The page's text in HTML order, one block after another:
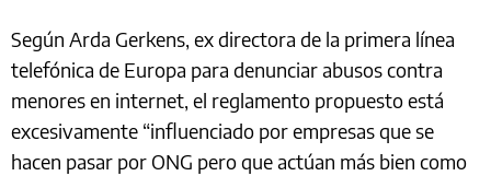
Según Arda Gerkens, ex directora de la primera línea
telefónica de Europa para denunciar abusos contra
menores en internet, el reglamento propuesto está
excesivamente “influenciado por empresas que se
hacen pasar por ONG pero que actúan más bien como